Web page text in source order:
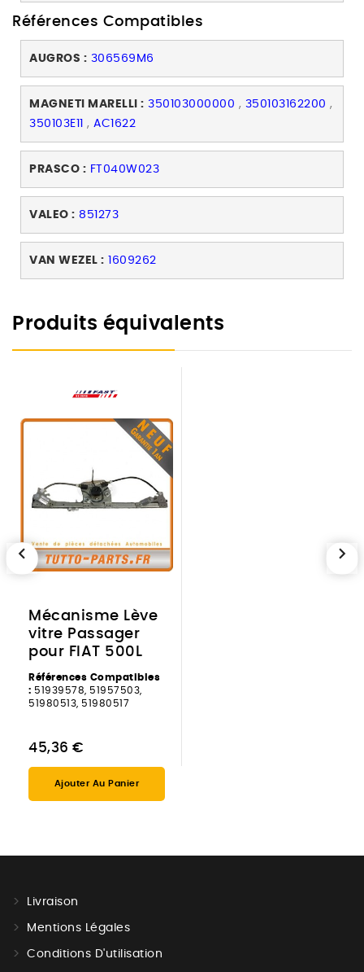
Références Compatibles
AUGROS : 306569M6
MAGNETI MARELLI : 350103000000 , 350103162200 ,
350103E11
, AC1622
PRASCO : FT040W023
VALEO : 851273
VAN WEZEL : 1609262
Produits équivalents
Mécanisme Lève
vitre Passager
pour FIAT 500L
Références Compatibles
: 51939578, 51957503,
51980513, 51980517
45,36 €
Ajouter Au Panier
chevron_left chevron_right
Livraison
Mentions Légales
Conditions D'utilisation